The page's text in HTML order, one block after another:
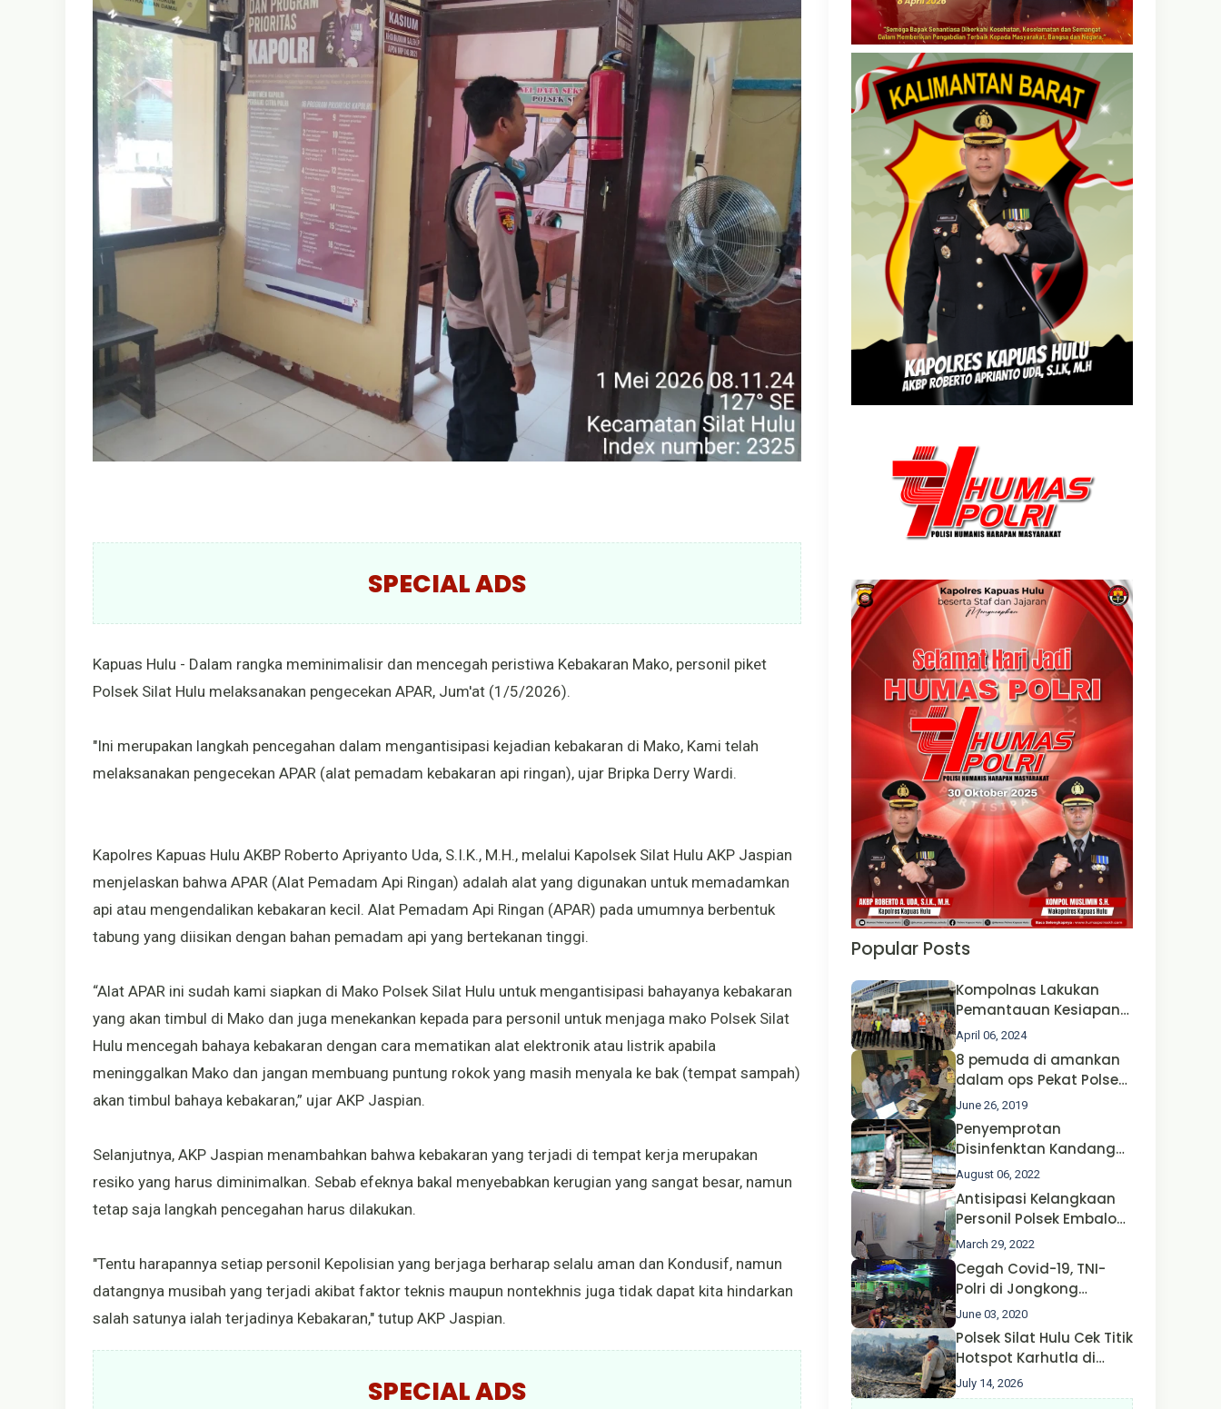
SPECIAL ADS
Kapuas Hulu - Dalam rangka meminimalisir dan mencegah peristiwa Kebakaran Mako, personil piket
Polsek Silat Hulu melaksanakan pengecekan APAR, Jum'at (1/5/2026).
"Ini merupakan langkah pencegahan dalam mengantisipasi kejadian kebakaran di Mako, Kami telah
melaksanakan pengecekan APAR (alat pemadam kebakaran api ringan), ujar Bripka Derry Wardi.
Kapolres Kapuas Hulu AKBP Roberto Apriyanto Uda, S.I.K., M.H., melalui Kapolsek Silat Hulu AKP Jaspian
menjelaskan bahwa APAR (Alat Pemadam Api Ringan) adalah alat yang digunakan untuk memadamkan
api atau mengendalikan kebakaran kecil. Alat Pemadam Api Ringan (APAR) pada umumnya berbentuk
tabung yang diisikan dengan bahan pemadam api yang bertekanan tinggi.
“Alat APAR ini sudah kami siapkan di Mako Polsek Silat Hulu untuk mengantisipasi bahayanya kebakaran
yang akan timbul di Mako dan juga menekankan kepada para personil untuk menjaga mako Polsek Silat
Hulu mencegah bahaya kebakaran dengan cara mematikan alat elektronik atau listrik apabila
meninggalkan Mako dan jangan membuang puntung rokok yang masih menyala ke bak (tempat sampah)
akan timbul bahaya kebakaran,” ujar AKP Jaspian.
Selanjutnya, AKP Jaspian menambahkan bahwa kebakaran yang terjadi di tempat kerja merupakan
resiko yang harus diminimalkan. Sebab efeknya bakal menyebabkan kerugian yang sangat besar, namun
tetap saja langkah pencegahan harus dilakukan.
"Tentu harapannya setiap personil Kepolisian yang berjaga berharap selalu aman dan Kondusif, namun
datangnya musibah yang terjadi akibat faktor teknis maupun nontekhnis juga tidak dapat kita hindarkan
salah satunya ialah terjadinya Kebakaran," tutup AKP Jaspian.
SPECIAL ADS
Popular Posts
Kompolnas Lakukan
Pemantauan Kesiapan
Operasi Ketupat 2024 di
Polda Jatim Bersama
Kapolri dan Menteri
Perhubungan
April 06, 2024
8 pemuda di amankan
dalam ops Pekat Polsek
Jongkong
June 26, 2019
Penyemprotan
Disinfenktan Kandang
Ternak Kambing warga
Oleh Satgas Ops Aman
Nusa II Polda Kalbar*
August 06, 2022
Antisipasi Kelangkaan
Personil Polsek Embaloh
Hulu Gencar Lakukan
Pengecekan Oksigen
March 29, 2022
Cegah Covid-19, TNI-
Polri di Jongkong
Himbau Masyarakat
Jangan Kumpul Hinga
Larut Malam.
June 03, 2020
Polsek Silat Hulu Cek Titik
Hotspot Karhutla di
Desa Nanga Dangkan,
Api Ditemukan Sudah
July 14, 2026